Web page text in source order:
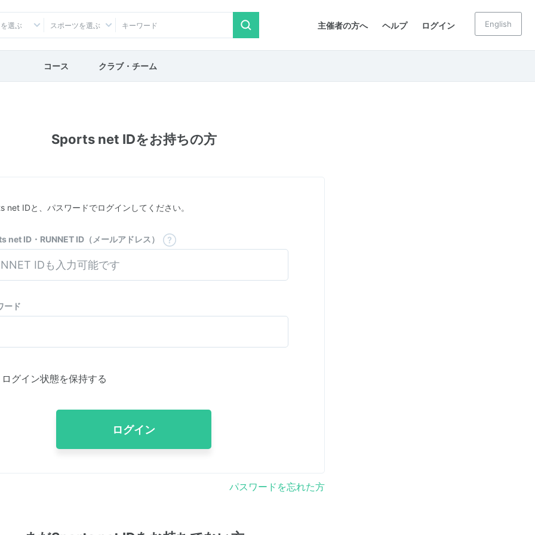
主催者の方へ ヘルプ ログイン
選ぶ スポーツを選ぶ English
コース クラブ・チーム
Sports net IDをお持ちの方
net IDと、パスワードでログインしてください。
net ID・RUNNET ID（メールアドレス）
ード
ログイン状態を保持する
ログイン
パスワードを忘れた方